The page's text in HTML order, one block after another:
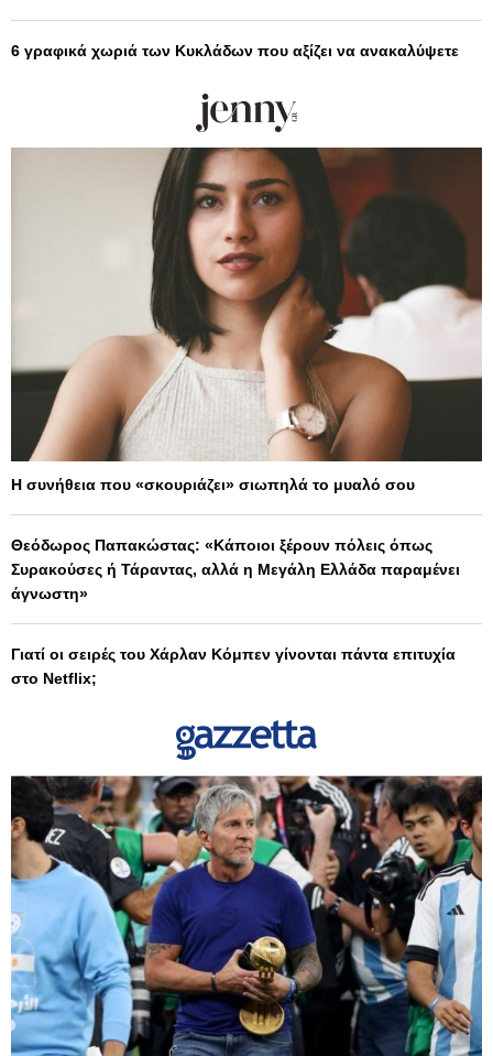
6 γραφικά χωριά των Κυκλάδων που αξίζει να ανακαλύψετε
Η συνήθεια που «σκουριάζει» σιωπηλά το μυαλό σου
Θεόδωρος Παπακώστας: «Κάποιοι ξέρουν πόλεις όπως
Συρακούσες ή Τάραντας, αλλά η Μεγάλη Ελλάδα παραμένει
άγνωστη»
Γιατί οι σειρές του Χάρλαν Κόμπεν γίνονται πάντα επιτυχία
στο Netflix;